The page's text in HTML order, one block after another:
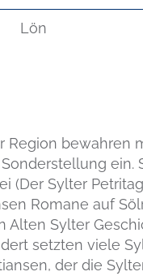
Lön
bewahren
ein.
(Der Sylter
Romane auf
Sylter
setzten viele
der die